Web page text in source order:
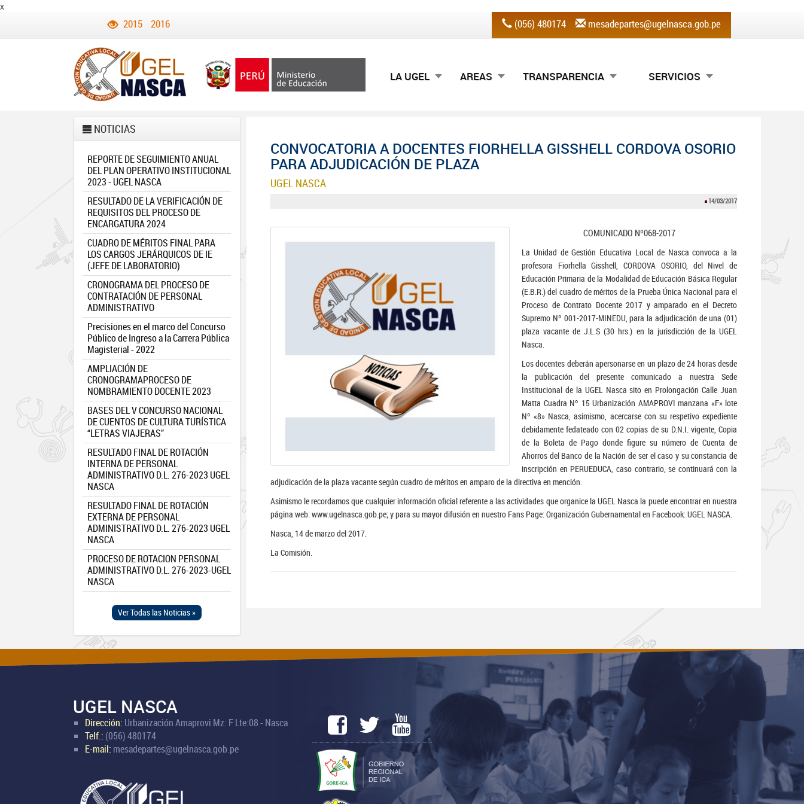
x
2015 2016 (056) 480174 mesadepartes@ugelnasca.gob.pe
LA UGEL AREAS TRANSPARENCIA SERVICIOS
NOTICIAS
REPORTE DE SEGUIMIENTO ANUAL
DEL PLAN OPERATIVO INSTITUCIONAL
2023 - UGEL NASCA
RESULTADO DE LA VERIFICACIÓN DE
REQUISITOS DEL PROCESO DE
ENCARGATURA 2024
CUADRO DE MÉRITOS FINAL PARA
LOS CARGOS JERÁRQUICOS DE IE
(JEFE DE LABORATORIO)
CRONOGRAMA DEL PROCESO DE
CONTRATACIÓN DE PERSONAL
ADMINISTRATIVO
Precisiones en el marco del Concurso
Público de Ingreso a la Carrera Pública
Magisterial - 2022
AMPLIACIÓN DE
CRONOGRAMAPROCESO DE
NOMBRAMIENTO DOCENTE 2023
BASES DEL V CONCURSO NACIONAL
DE CUENTOS DE CULTURA TURÍSTICA
“LETRAS VIAJERAS”
RESULTADO FINAL DE ROTACIÓN
INTERNA DE PERSONAL
ADMINISTRATIVO D.L. 276-2023 UGEL
NASCA
RESULTADO FINAL DE ROTACIÓN
EXTERNA DE PERSONAL
ADMINISTRATIVO D.L. 276-2023 UGEL
NASCA
PROCESO DE ROTACION PERSONAL
ADMINISTRATIVO D.L. 276-2023-UGEL
NASCA
Ver Todas las Noticias »
CONVOCATORIA A DOCENTES FIORHELLA GISSHELL CORDOVA OSORIO
PARA ADJUDICACIÓN DE PLAZA
UGEL NASCA
14/03/2017
COMUNICADO Nº068-2017
La Unidad de Gestión Educativa Local de Nasca convoca a la
profesora Fiorhella Gisshell, CORDOVA OSORIO, del Nivel de
Educación Primaria de la Modalidad de Educación Básica Regular
(E.B.R.) del cuadro de méritos de la Prueba Única Nacional para el
Proceso de Contrato Docente 2017 y amparado en el Decreto
Supremo Nº 001-2017-MINEDU, para la adjudicación de una (01)
plaza vacante de J.L.S (30 hrs.) en la jurisdicción de la UGEL
Nasca.
Los docentes deberán apersonarse en un plazo de 24 horas desde
la publicación del presente comunicado a nuestra Sede
Institucional de la UGEL Nasca sito en Prolongación Calle Juan
Matta Cuadra Nº 15 Urbanización AMAPROVI manzana «F» lote
Nº «8» Nasca, asimismo, acercarse con su respetivo expediente
debidamente fedateado con 02 copias de su D.N.I. vigente, Copia
de la Boleta de Pago donde figure su número de Cuenta de
Ahorros del Banco de la Nación de ser el caso y su constancia de
inscripción en PERUEDUCA, caso contrario, se continuará con la
adjudicación de la plaza vacante según cuadro de méritos en amparo de la directiva en mención.
Asimismo le recordamos que cualquier información oficial referente a las actividades que organice la UGEL Nasca la puede encontrar en nuestra
página web: www.ugelnasca.gob.pe; y para su mayor difusión en nuestro Fans Page: Organización Gubernamental en Facebook: UGEL NASCA.
Nasca, 14 de marzo del 2017.
La Comisión.
UGEL NASCA
Dirección: Urbanización Amaprovi Mz: F Lte:08 - Nasca
Telf.: (056) 480174
E-mail: mesadepartes@ugelnasca.gob.pe